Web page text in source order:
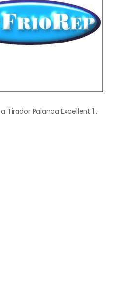
GRIP de goma Tirador Palanca Excellent 169 189 D05=